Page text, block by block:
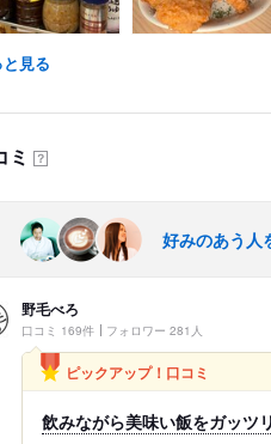
と見る
ミ ？
好みのあう人
野毛べろ
口コミ 169件 フォロワー 281人
ピックアップ！口コミ
飲みながら美味い飯をガッツ